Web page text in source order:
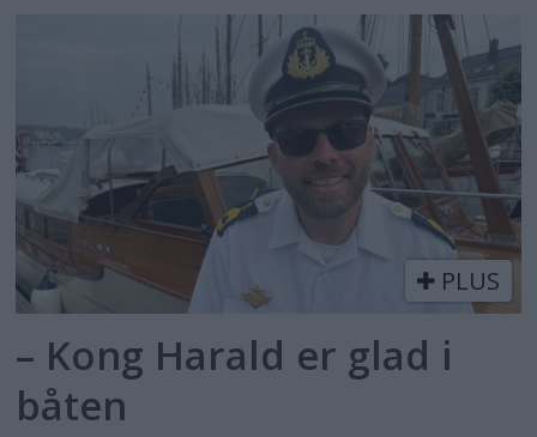
PLUS
– Kong Harald er glad i
båten